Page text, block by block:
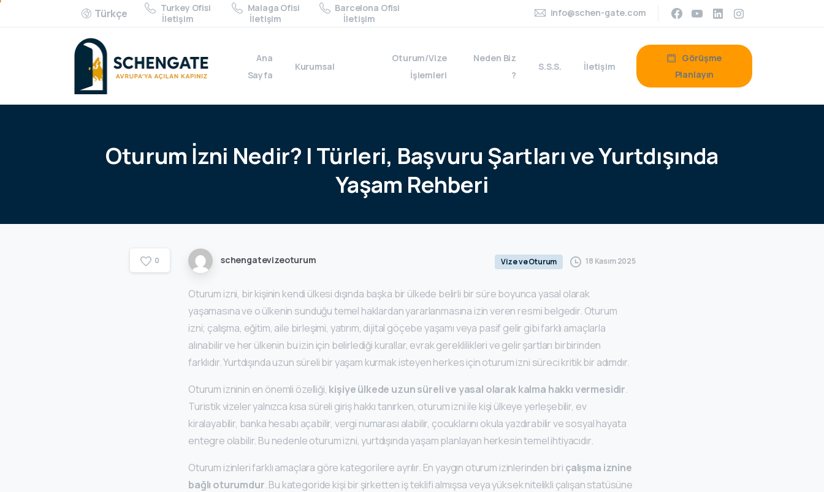
Türkçe
Turkey Ofisi
İletişim
Malaga Ofisi
İletişim
Barcelona Ofisi
İletişim
info@schen-gate.com
Ana
Sayfa
Kurumsal
Oturum/Vize
İşlemleri
Neden Biz
?
S.S.S. İletişim
Görüşme
Planlayın
Oturum İzni Nedir? | Türleri, Başvuru ŞartlarıveYurtdışında
Yaşam Rehberi
0 schengatevizeoturum Vize ve Oturum 18 Kasım 2025
Oturum izni, bir kişinin kendi ülkesi dışında başka bir ülkede belirli bir süre boyunca yasal olarak
yaşamasına ve o ülkenin sunduğu temel haklardan yararlanmasına izin veren resmi belgedir. Oturum
izni; çalışma, eğitim, aile birleşimi, yatırım, dijital göçebe yaşamı veya pasif gelir gibi farklı amaçlarla
alınabilir ve her ülkenin bu izin için belirlediği kurallar, evrak gereklilikleri ve gelir şartları birbirinden
farklıdır. Yurtdışında uzun süreli bir yaşam kurmak isteyen herkes için oturum izni süreci kritik bir adımdır.
Oturum izninin en önemli özelliği, kişiye ülkede uzun süreli ve yasal olarak kalma hakkı vermesidir.
Turistik vizeler yalnızca kısa süreli giriş hakkı tanırken, oturum izni ile kişi ülkeye yerleşebilir, ev
kiralayabilir, banka hesabı açabilir, vergi numarası alabilir, çocuklarını okula yazdırabilir ve sosyal hayata
entegre olabilir. Bu nedenle oturum izni, yurtdışında yaşam planlayan herkesin temel ihtiyacıdır.
Oturum izinleri farklı amaçlara göre kategorilere ayrılır. En yaygın oturum izinlerinden biri çalışma iznine
bağlı oturumdur. Bu kategoride kişi bir şirketten iş teklifi almışsa veya yüksek nitelikli çalışan statüsüne